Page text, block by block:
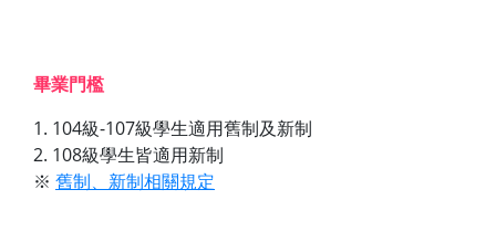
畢業門檻
1. 104級-107級學生適用舊制及新制
2. 108級學生皆適用新制
※ 舊制、新制相關規定